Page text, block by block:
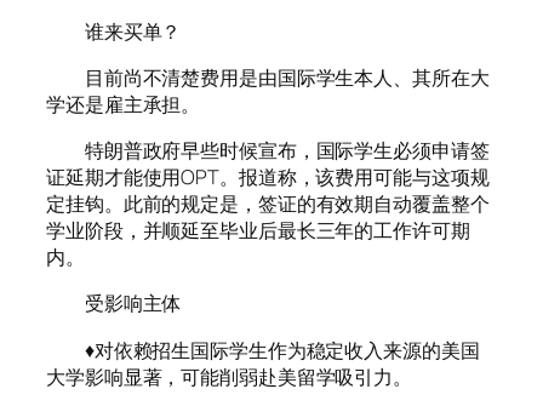
谁来买单？
目前尚不清楚费用是由国际学生本人、其所在大
学还是雇主承担。
特朗普政府早些时候宣布，国际学生必须申请签
证延期才能使用OPT。报道称，该费用可能与这项规
定挂钩。此前的规定是，签证的有效期自动覆盖整个
学业阶段，并顺延至毕业后最长三年的工作许可期
内。
受影响主体
♦对依赖招生国际学生作为稳定收入来源的美国
大学影响显著，可能削弱赴美留学吸引力。